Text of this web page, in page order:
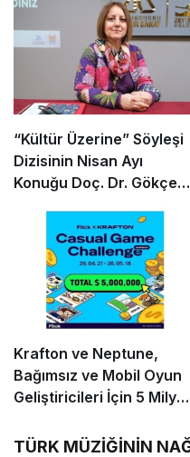
“Kültür Üzerine” Söyleşi
Dizisinin Nisan Ayı
Konuğu Doç. Dr. Gökçe
Krafton ve Neptune,
Bağımsız ve Mobil Oyun
Geliştiricileri İçin 5 Milyon
Yarışmasını Başlattı
TÜRK MÜZİĞİNİN